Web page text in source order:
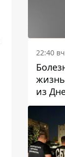
22:40
жизнь
из